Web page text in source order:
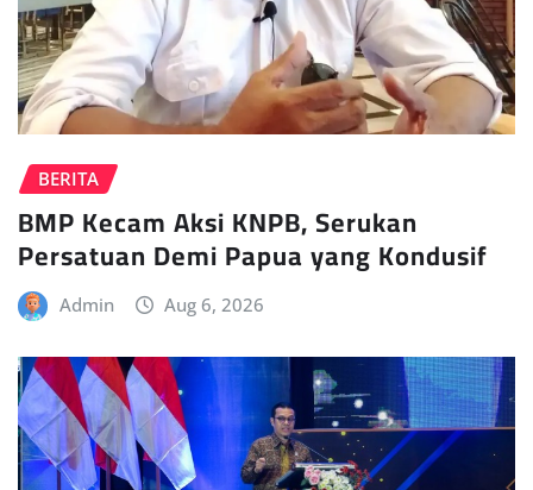
BERITA
BMP Kecam Aksi KNPB, Serukan
Persatuan Demi Papua yang Kondusif
Admin Aug 6, 2026